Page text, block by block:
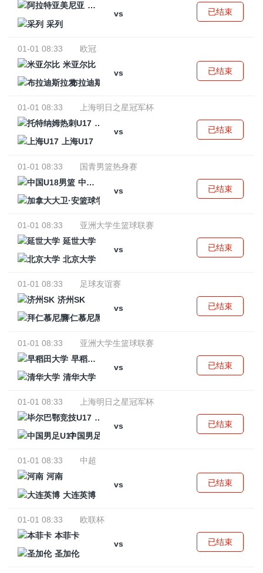
阿拉特亚美尼亚
vs
采列
已结束
01-01 08:33
欧冠
米亚尔比
vs
布拉迪斯拉发
已结束
01-01 08:33
上海明日之星冠军杯
托特纳姆热刺U17
vs
上海U17
已结束
01-01 08:33
国青男篮热身赛
中国U18男篮
vs
已结束
01-01 08:33
亚洲大学生篮球联赛
延世大学
vs
北京大学
已结束
01-01 08:33
足球友谊赛
济州SK
vs
拜仁慕尼黑
已结束
01-01 08:33
亚洲大学生篮球联赛
早稻田大学
vs
清华大学
已结束
01-01 08:33
上海明日之星冠军杯
毕尔巴鄂竞技U17
vs
中国男足U17
已结束
01-01 08:33
中超
河南
vs
大连英博
已结束
01-01 08:33
欧联杯
本菲卡
vs
圣加伦
已结束